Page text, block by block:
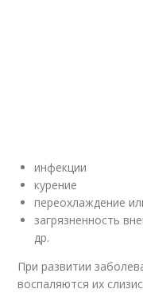
инфекции
курение
переохлаждение
загрязненность
др.
При развитии
воспаляются их